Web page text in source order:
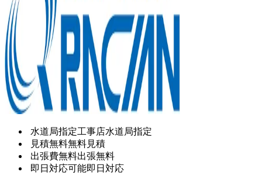
水道局指定工事店水道局指定
見積無料無料見積
出張費無料出張無料
即日対応可能即日対応